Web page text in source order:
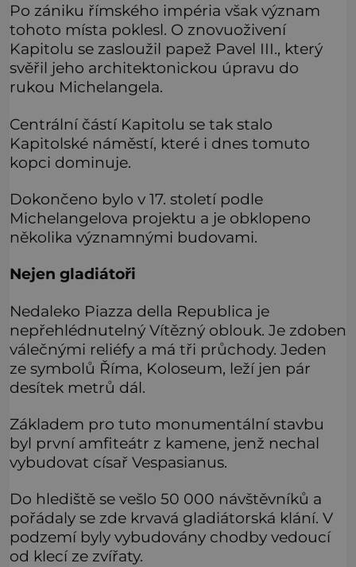
Po zániku římského impéria však význam
tohoto místa poklesl. O znovuoživení
Kapitolu se zasloužil papež Pavel III., který
svěřil jeho architektonickou úpravu do
rukou Michelangela.
Centrální částí Kapitolu se tak stalo
Kapitolské náměstí, které i dnes tomuto
kopci dominuje.
Dokončeno bylo v 17. století podle
Michelangelova projektu a je obklopeno
několika významnými budovami.
Nejen gladiátoři
Nedaleko Piazza della Republica je
nepřehlédnutelný Vítězný oblouk. Je zdoben
válečnými reliéfy a má tři průchody. Jeden
ze symbolů Říma, Koloseum, leží jen pár
desítek metrů dál.
Základem pro tuto monumentální stavbu
byl první amfiteátr z kamene, jenž nechal
vybudovat císař Vespasianus.
Do hlediště se vešlo 50 000 návštěvníků a
pořádaly se zde krvavá gladiátorská klání. V
podzemí byly vybudovány chodby vedoucí
od klecí ze zvířaty.